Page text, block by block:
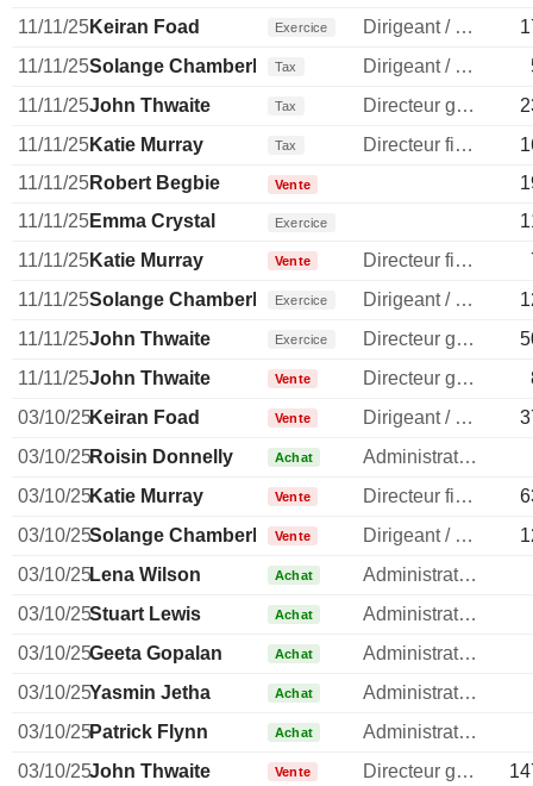
11/11/25Keiran Foad Exercice Dirigeant / cadre principal
11/11/25Solange ChamberlainTax Dirigeant / cadre principal
11/11/25John Thwaite Tax Directeur general
11/11/25Katie Murray Tax Directeur financier
11/11/25Robert Begbie Vente
11/11/25Emma Crystal Exercice
11/11/25Katie Murray Vente Directeur financier
11/11/25Solange ChamberlainExercice Dirigeant / cadre principal
11/11/25John Thwaite Exercice Directeur general
11/11/25John Thwaite Vente Directeur general
03/10/25Keiran Foad Vente Dirigeant / cadre principal
03/10/25Roisin Donnelly Achat
Administrateur
03/10/25Katie Murray Vente Directeur financier
03/10/25Solange ChamberlainVente Dirigeant / cadre principal
03/10/25Lena Wilson Achat
Administrateur
03/10/25Stuart Lewis Achat
Administrateur
03/10/25Geeta Gopalan Achat
Administrateur
03/10/25Yasmin Jetha Achat
Administrateur
03/10/25Patrick Flynn Achat
Administrateur
03/10/25John Thwaite Vente Directeur general